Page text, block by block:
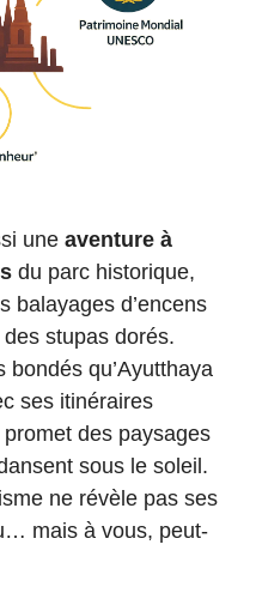
une aventure à
du parc historique,
balayages d’encens
stupas dorés.
qu’Ayutthaya
ses itinéraires
des paysages
sous le soleil.
ne révèle pas ses
mais à vous, peut-